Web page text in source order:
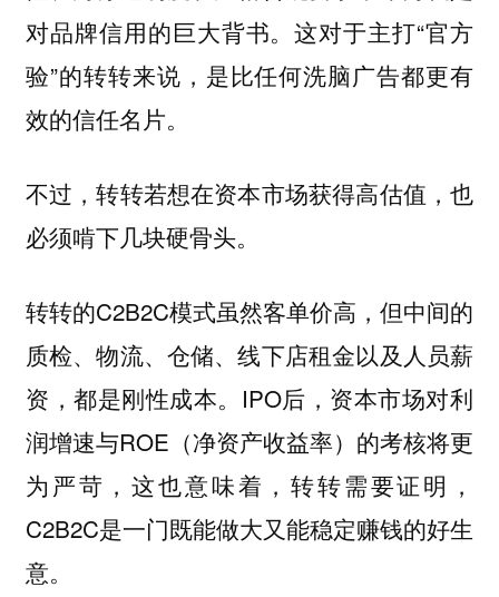
对品牌信用的巨大背书。这对于主打“官方
验”的转转来说，是比任何洗脑广告都更有
效的信任名片。
不过，转转若想在资本市场获得高估值，也
必须啃下几块硬骨头。
转转的C2B2C模式虽然客单价高，但中间的
质检、物流、仓储、线下店租金以及人员薪
资，都是刚性成本。IPO后，资本市场对利
润增速与ROE（净资产收益率）的考核将更
为严苛，这也意味着，转转需要证明，
C2B2C是一门既能做大又能稳定赚钱的好生
意。